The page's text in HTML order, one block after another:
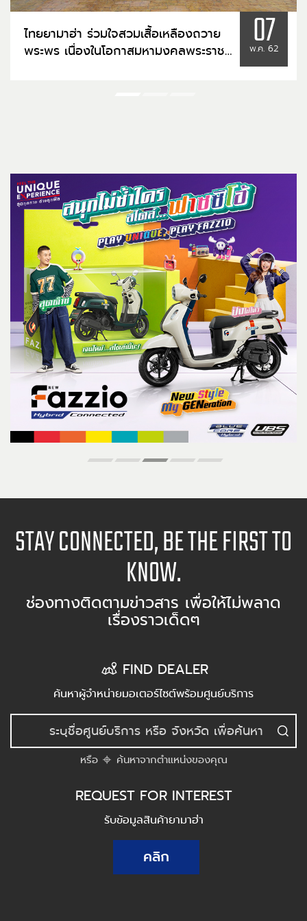
ไทยยามาฮ่า ร่วมใจสวมเสื้อเหลืองถวาย
พระพร เนื่องในโอกาสมหามงคลพระราช
07
พ.ค. 62
STAY CONNECTED, BE THE FIRST TO
KNOW.
ช่องทางติดตามข่าวสาร เพื่อให้ไม่พลาด
เรื่องราวเด็ดๆ
FIND DEALER
ค้นหาผู้จำหน่ายมอเตอร์ไซต์พร้อมศูนย์บริการ
หรือ ค้นหาจากตำแหน่งของคุณ
REQUEST FOR INTEREST
รับข้อมูลสินค้ายามาฮ่า
คลิก